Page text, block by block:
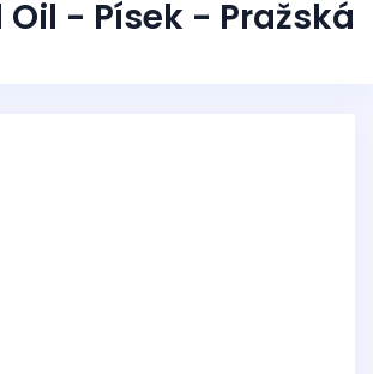
Oil - Písek - Pražská